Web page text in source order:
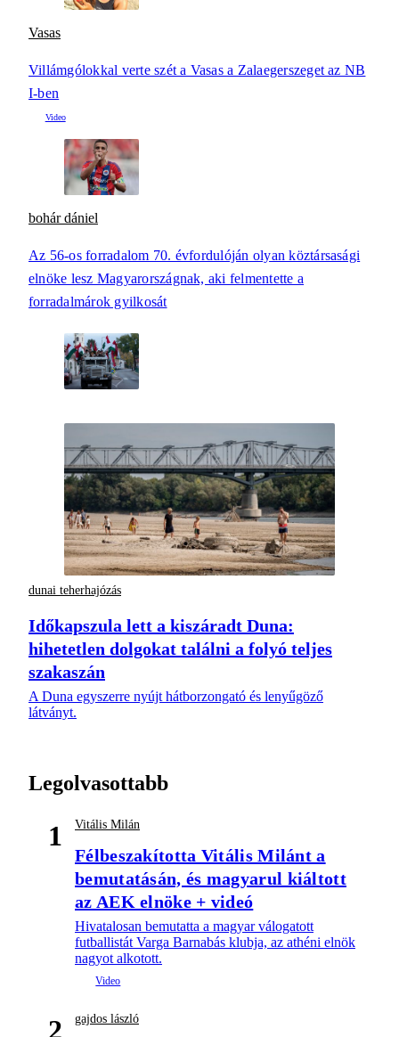
Vasas
Villámgólokkal verte szét a Vasas a Zalaegerszeget az NB
I-ben
bohár dániel
Az 56-os forradalom 70. évfordulóján olyan köztársasági
elnöke lesz Magyarországnak, aki felmentette a
forradalmárok gyilkosát
dunai teherhajózás
Időkapszula lett a kiszáradt Duna:
hihetetlen dolgokat találni a folyó teljes
szakaszán
A Duna egyszerre nyújt hátborzongató és lenyűgöző
látványt.
Legolvasottabb
1 Vitális Milán
Félbeszakította Vitális Milánt a
bemutatásán, és magyarul kiáltott
az AEK elnöke + videó
Hivatalosan bemutatta a magyar válogatott
futballistát Varga Barnabás klubja, az athéni elnök
nagyot alkotott.
2 gajdos lászló